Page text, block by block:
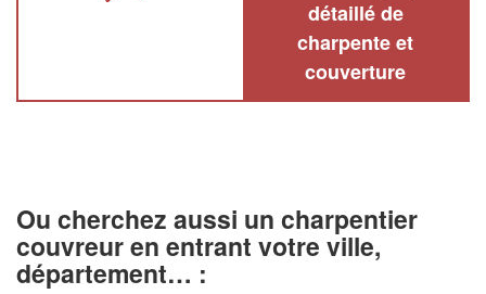
détaillé de
charpente et
couverture
Ou cherchez aussi un charpentier
couvreur en entrant votre ville,
département… :